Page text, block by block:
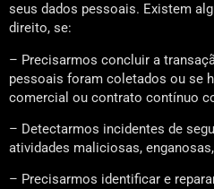
seus dados pessoais. Existem
direito, se:
– Precisarmos concluir a
pessoais foram coletados ou se
comercial ou contrato contínuo
– Detectarmos incidentes de
atividades maliciosas,
– Precisarmos identificar e